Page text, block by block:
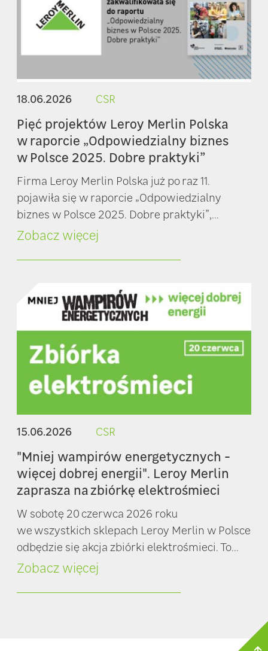
18.06.2026 CSR
Pięć projektów Leroy Merlin Polska
w raporcie „Odpowiedzialny biznes
w Polsce 2025. Dobre praktyki”
Firma Leroy Merlin Polska już po raz 11.
pojawiła się w raporcie „Odpowiedzialny
biznes w Polsce 2025. Dobre praktyki”,...
Zobacz więcej
15.06.2026 CSR
"Mniej wampirów energetycznych -
więcej dobrej energii". Leroy Merlin
zaprasza na zbiórkę elektrośmieci
W sobotę 20 czerwca 2026 roku
we wszystkich sklepach Leroy Merlin w Polsce
odbędzie się akcja zbiórki elektrośmieci. To...
Zobacz więcej